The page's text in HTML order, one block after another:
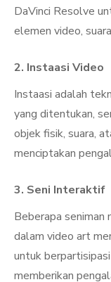
DaVinci Resolve
elemen video,
2. Instaasi Video
Instaasi adalah
yang ditentukan,
objek fisik, suara,
menciptakan
3. Seni Interaktif
Beberapa
dalam video art
untuk
memberikan